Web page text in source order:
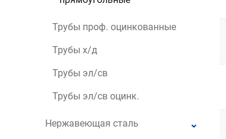
Трубы проф. оцинкованные
Трубы х/д
Трубы эл/св
Трубы эл/св оцинк.
Нержавеющая сталь